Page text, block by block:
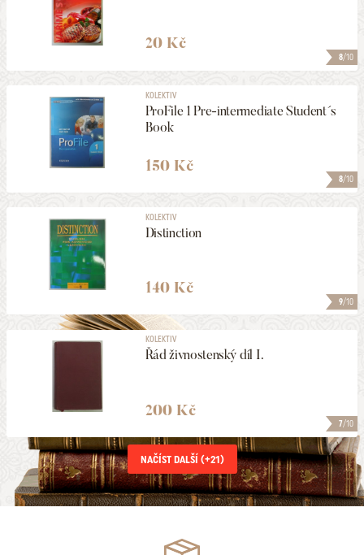
8/10
20 Kč
8/10
KOLEKTIV
ProFile 1 Pre-intermediate Student´s
Book
150 Kč
9/10
KOLEKTIV
Distinction
140 Kč
7/10
KOLEKTIV
Řád živnostenský díl I.
200 Kč
NAČÍST DALŠÍ (+21)